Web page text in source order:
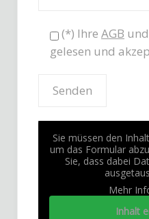
(*) Ihre AGB und
gelesen und
Sie müssen den
um das Formular
Sie, dass dabei
Mehr
Inhalt